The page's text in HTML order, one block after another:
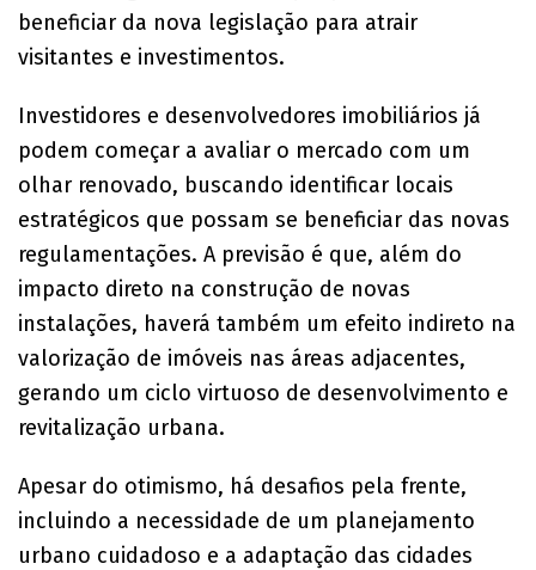
beneficiar da nova legislação para atrair
visitantes e investimentos.
Investidores e desenvolvedores imobiliários já
podem começar a avaliar o mercado com um
olhar renovado, buscando identificar locais
estratégicos que possam se beneficiar das novas
regulamentações. A previsão é que, além do
impacto direto na construção de novas
instalações, haverá também um efeito indireto na
valorização de imóveis nas áreas adjacentes,
gerando um ciclo virtuoso de desenvolvimento e
revitalização urbana.
Apesar do otimismo, há desafios pela frente,
incluindo a necessidade de um planejamento
urbano cuidadoso e a adaptação das cidades